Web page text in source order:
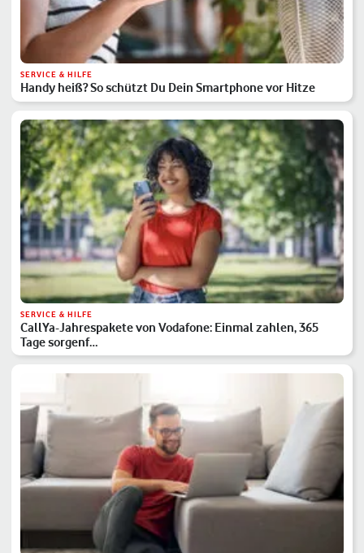
SERVICE & HILFE
Handy heiß? So schützt Du Dein Smartphone vor Hitze
SERVICE & HILFE
CallYa-Jahrespakete von Vodafone: Einmal zahlen, 365
Tage sorgenf…